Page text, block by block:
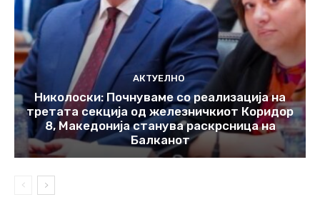
АКТУЕЛНО
Николоски: Почнуваме со реализација на
третата секција од железничкиот Коридор
8, Македонија станува раскрсница на
Балканот